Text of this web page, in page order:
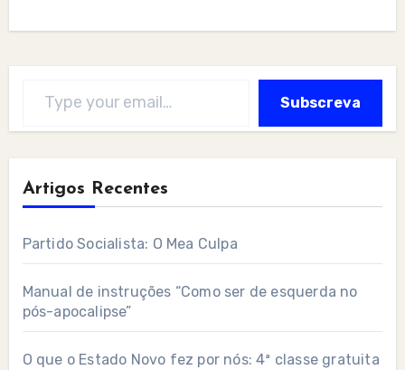
Subscreva
Artigos Recentes
Partido Socialista: O Mea Culpa
Manual de instruções “Como ser de esquerda no
pós-apocalipse”
O que o Estado Novo fez por nós: 4ª classe gratuita